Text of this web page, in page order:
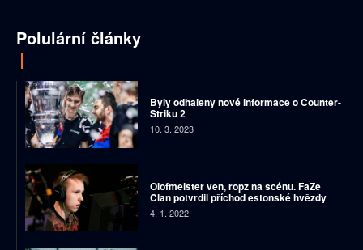
Polulární články
Byly odhaleny nové informace o Counter-
Striku 2
10. 3. 2023
Olofmeister ven, ropz na scénu. FaZe
Clan potvrdil příchod estonské hvězdy
4. 1. 2022